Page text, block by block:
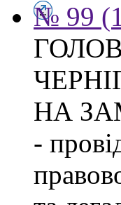
№ 99
НА
-